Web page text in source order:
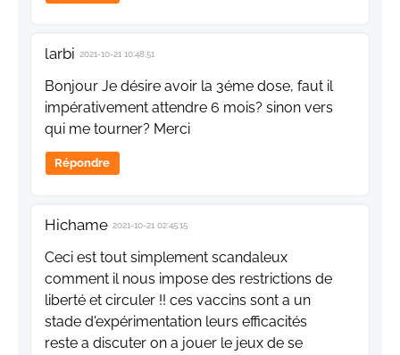
larbi 2021-10-21 10:48:51
Bonjour Je désire avoir la 3éme dose, faut il
impérativement attendre 6 mois? sinon vers
qui me tourner? Merci
Répondre
Hichame 2021-10-21 02:45:15
Ceci est tout simplement scandaleux
comment il nous impose des restrictions de
liberté et circuler !! ces vaccins sont a un
stade d'expérimentation leurs efficacités
reste a discuter on a jouer le jeux de se